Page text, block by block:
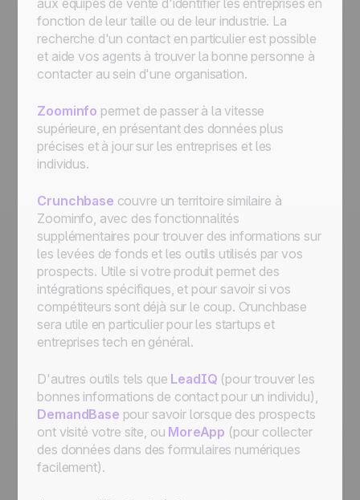
aux équipes de vente d'identifier les entreprises en
fonction de leur taille ou de leur industrie. La
recherche d'un contact en particulier est possible
et aide vos agents à trouver la bonne personne à
contacter au sein d'une organisation.
Zoominfo permet de passer à la vitesse
supérieure, en présentant des données plus
précises et à jour sur les entreprises et les
individus.
Crunchbase couvre un territoire similaire à
Zoominfo, avec des fonctionnalités
supplémentaires pour trouver des informations sur
les levées de fonds et les outils utilisés par vos
prospects. Utile si votre produit permet des
intégrations spécifiques, et pour savoir si vos
compétiteurs sont déjà sur le coup. Crunchbase
sera utile en particulier pour les startups et
entreprises tech en général.
D'autres outils tels que LeadIQ (pour trouver les
bonnes informations de contact pour un individu),
DemandBase pour savoir lorsque des prospects
ont visité votre site, ou MoreApp (pour collecter
des données dans des formulaires numériques
facilement).